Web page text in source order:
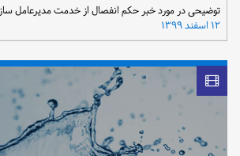
توضیحی در مورد خبر حکم انفصال از خدمت مدیرعامل
۱۲ اسفند ۱۳۹۹